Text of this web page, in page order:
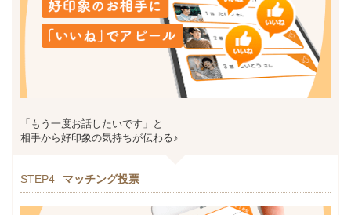
「もう一度お話したいです」と
相手から好印象の気持ちが伝わる♪
STEP4 マッチング投票